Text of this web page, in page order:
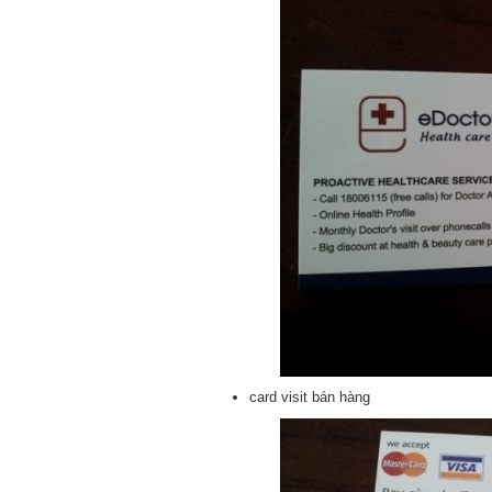
card visit bán hàng